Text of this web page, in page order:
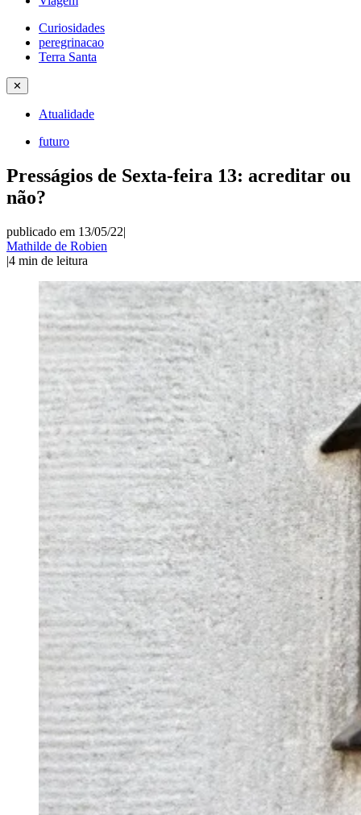
Curiosidades
peregrinacao
Terra Santa
✕
Atualidade
futuro
Presságios de Sexta-feira 13: acreditar ou
não?
publicado em 13/05/22|
Mathilde de Robien
|4 min de leitura